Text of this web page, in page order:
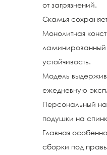
от загрязнений.
Скамья
Монолитная
ламинированный
устойчивость.
Модель
ежедневную
Персональный
подушки на
Главная
сборки под